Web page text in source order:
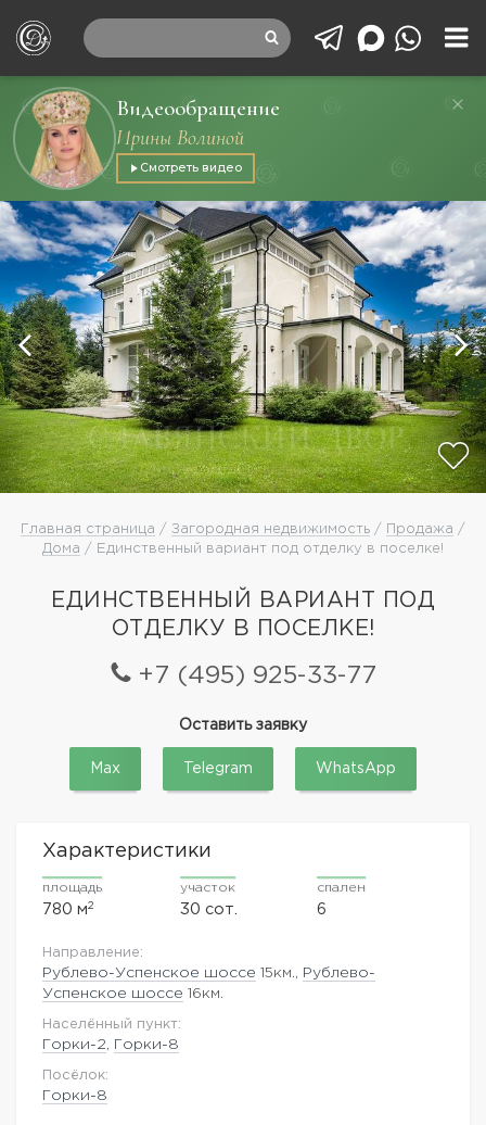
Видеообращение
Ирины Волиной
Смотреть видео
Главная страница / Загородная недвижимость / Продажа /
Дома / Единственный вариант под отделку в поселке!
ЕДИНСТВЕННЫЙ ВАРИАНТ ПОД
ОТДЕЛКУ В ПОСЕЛКЕ!
+7 (495) 925-33-77
Оставить заявку
Max Telegram WhatsApp
Характеристики
площадь
780 м2
участок
30 сот.
спален
6
Направление:
Рублево-Успенское шоссе 15км.,
Рублево-
Успенское шоссе 16км.
Населённый пункт:
Горки-2 Горки-8
Посёлок:
Горки-8